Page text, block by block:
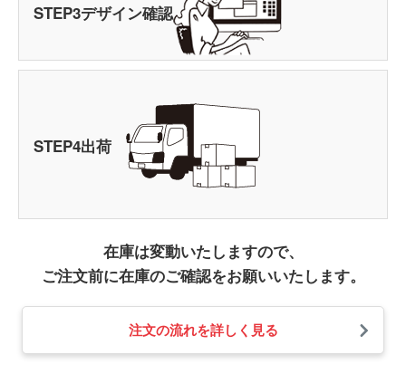
STEP3デザイン確認
STEP4出荷
在庫は変動いたしますので、
ご注文前に在庫のご確認をお願いいたします。
注文の流れを詳しく見る